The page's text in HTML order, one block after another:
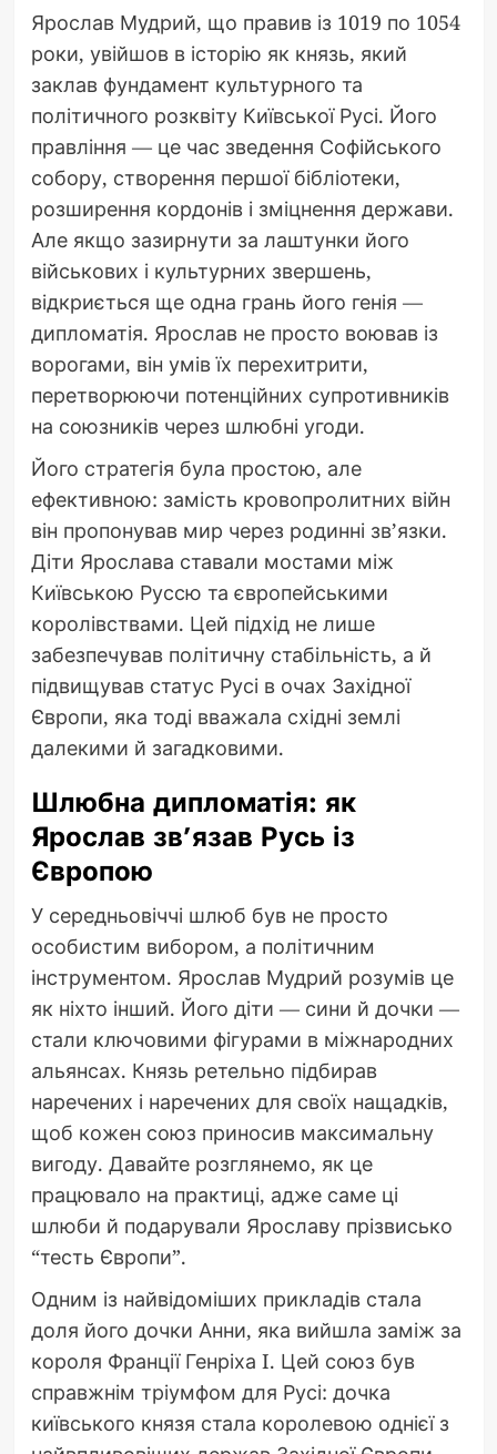
Ярослав Мудрий, що правив із 1019 по 1054
роки, увійшов в історію як князь, який
заклав фундамент культурного та
політичного розквіту Київської Русі. Його
правління — це час зведення Софійського
собору, створення першої бібліотеки,
розширення кордонів і зміцнення держави.
Але якщо зазирнути за лаштунки його
військових і культурних звершень,
відкриється ще одна грань його генія —
дипломатія. Ярослав не просто воював із
ворогами, він умів їх перехитрити,
перетворюючи потенційних супротивників
на союзників через шлюбні угоди.
Його стратегія була простою, але
ефективною: замість кровопролитних війн
він пропонував мир через родинні зв’язки.
Діти Ярослава ставали мостами між
Київською Руссю та європейськими
королівствами. Цей підхід не лише
забезпечував політичну стабільність, а й
підвищував статус Русі в очах Західної
Європи, яка тоді вважала східні землі
далекими й загадковими.
Шлюбна дипломатія: як
Ярослав зв’язав Русь із
Європою
У середньовіччі шлюб був не просто
особистим вибором, а політичним
інструментом. Ярослав Мудрий розумів це
як ніхто інший. Його діти — сини й дочки —
стали ключовими фігурами в міжнародних
альянсах. Князь ретельно підбирав
наречених і наречених для своїх нащадків,
щоб кожен союз приносив максимальну
вигоду. Давайте розглянемо, як це
працювало на практиці, адже саме ці
шлюби й подарували Ярославу прізвисько
“тесть Європи”.
Одним із найвідоміших прикладів стала
доля його дочки Анни, яка вийшла заміж за
короля Франції Генріха I. Цей союз був
справжнім тріумфом для Русі: дочка
київського князя стала королевою однієї з